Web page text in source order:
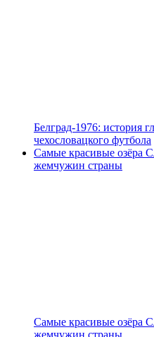
Белград-1976: история
чехословацкого футбола
Самые красивые озёра
жемчужин страны
Самые красивые озёра